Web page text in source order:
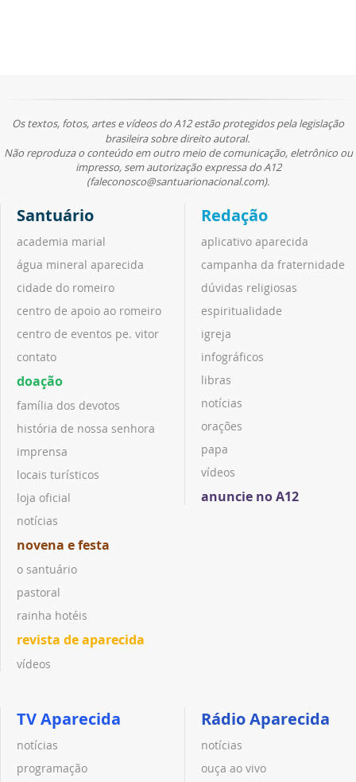
Os textos, fotos, artes e vídeos do A12 estão protegidos pela legislação
brasileira sobre direito autoral.
Não reproduza o conteúdo em outro meio de comunicação, eletrônico ou
impresso, sem autorização expressa do A12
(faleconosco@santuarionacional.com).
Santuário
academia marial
água mineral aparecida
cidade do romeiro
centro de apoio ao romeiro
centro de eventos pe. vitor
contato
doação
família dos devotos
história de nossa senhora
imprensa
locais turísticos
loja oficial
notícias
novena e festa
o santuário
pastoral
rainha hotéis
revista de aparecida
vídeos
Redação
aplicativo aparecida
campanha da fraternidade
dúvidas religiosas
espiritualidade
igreja
infográficos
libras
notícias
orações
papa
vídeos
anuncie no A12
TV Aparecida
notícias
programação
Rádio Aparecida
notícias
ouça ao vivo